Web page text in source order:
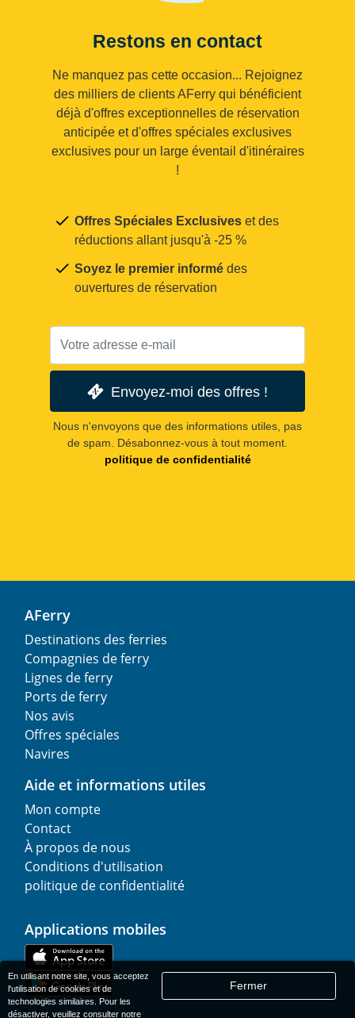
Restons en contact
Ne manquez pas cette occasion... Rejoignez
des milliers de clients AFerry qui bénéficient
déjà d'offres exceptionnelles de réservation
anticipée et d'offres spéciales exclusives
exclusives pour un large éventail d'itinéraires
!
Offres Spéciales Exclusives et des
réductions allant jusqu'à -25 %
Soyez le premier informé des
ouvertures de réservation
Envoyez-moi des offres !
Nous n'envoyons que des informations utiles, pas
de spam. Désabonnez-vous à tout moment.
politique de confidentialité
AFerry
Destinations des ferries
Compagnies de ferry
Lignes de ferry
Ports de ferry
Nos avis
Offres spéciales
Navires
Aide et informations utiles
Mon compte
Contact
À propos de nous
Conditions d'utilisation
politique de confidentialité
Applications mobiles
En utilisant notre site, vous acceptez
l'utilisation de cookies et de
technologies similaires. Pour les
désactiver, veuillez consulter notre
Fermer